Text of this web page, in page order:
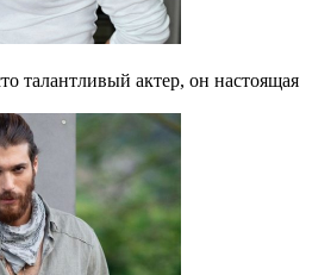
талантливый актер, он настоящая